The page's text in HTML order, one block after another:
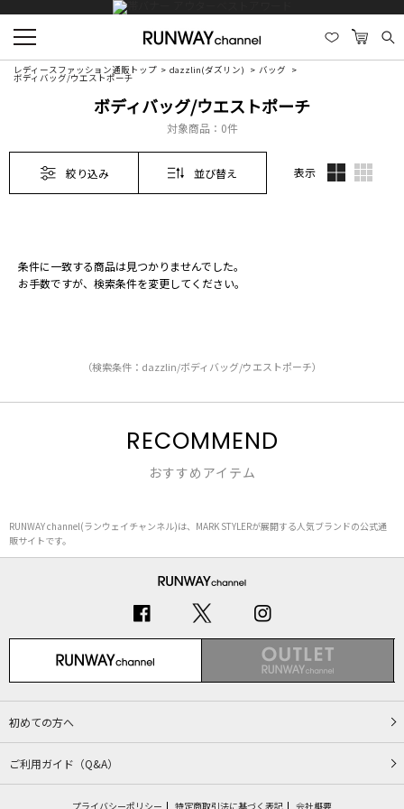
レディースファッション通販トップ dazzlin(ダズリン) バッグ
ボディバッグ/ウエストポーチ
ボディバッグ/ウエストポーチ
対象商品： 0件
絞り込み 並び替え 表示
条件に一致する商品は見つかりませんでした。
お手数ですが、検索条件を変更してください。
（検索条件：dazzlin/ボディバッグ/ウエストポーチ）
RECOMMEND
おすすめアイテム
RUNWAY channel(ランウェイチャンネル)は、MARK STYLERが展開する人気ブランドの公式通
販サイトです。
初めての方へ
ご利用ガイド（Q&A）
プライバシーポリシー 特定商取引法に基づく表記 会社概要